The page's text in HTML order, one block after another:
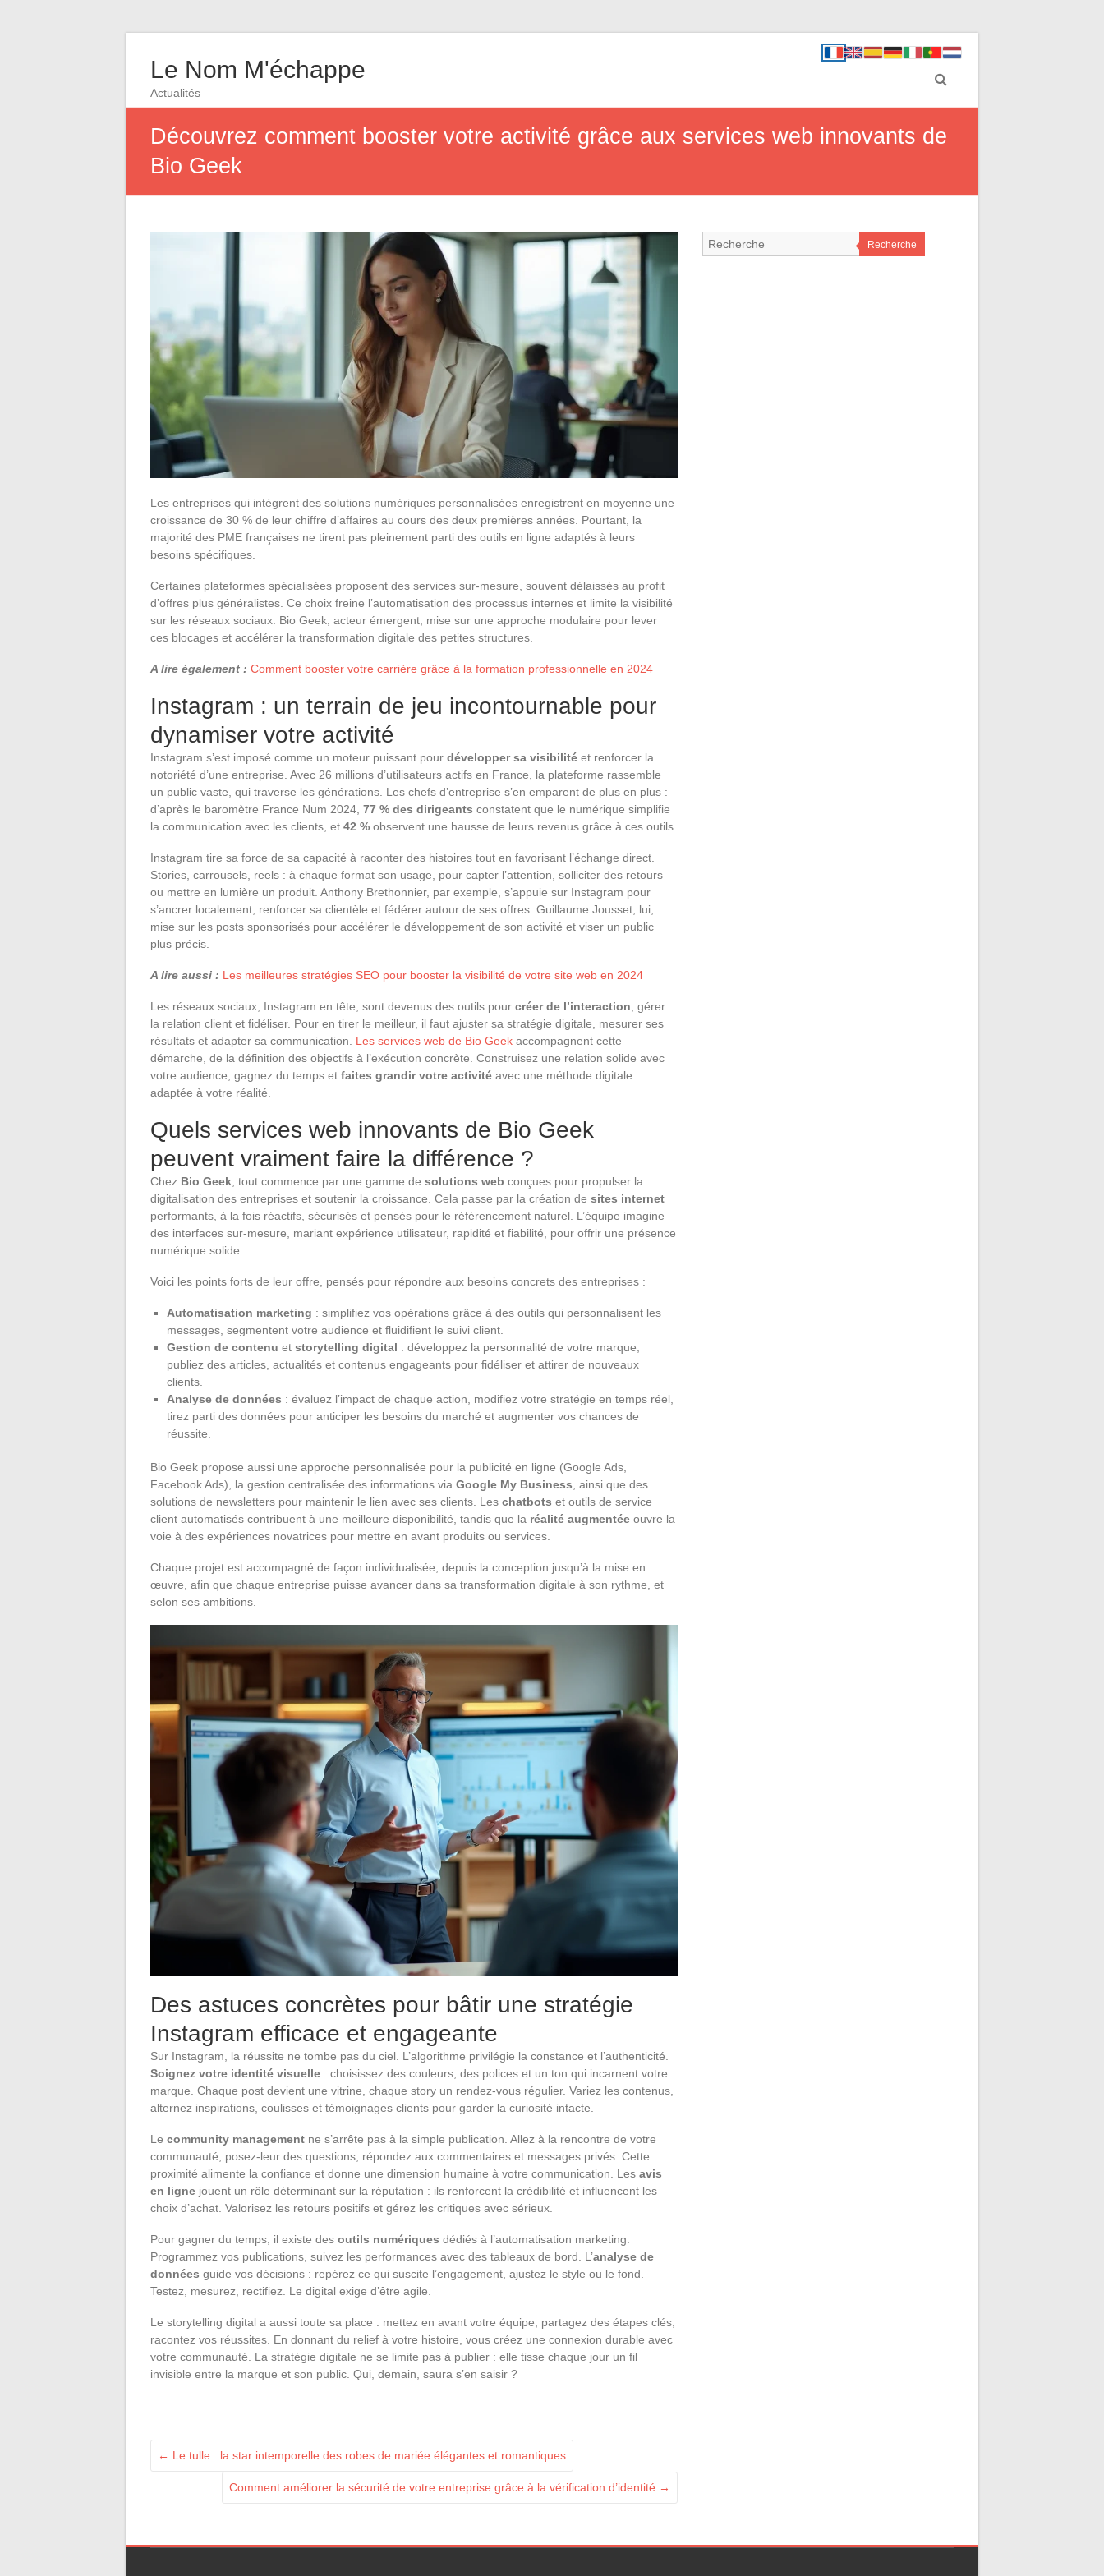
Le Nom M'échappe
Actualités
Découvrez comment booster votre activité grâce aux services web innovants de
Bio Geek
Les entreprises qui intègrent des solutions numériques personnalisées enregistrent en moyenne une
croissance de 30 % de leur chiffre d’affaires au cours des deux premières années. Pourtant, la
majorité des PME françaises ne tirent pas pleinement parti des outils en ligne adaptés à leurs
besoins spécifiques.
Certaines plateformes spécialisées proposent des services sur-mesure, souvent délaissés au profit
d’offres plus généralistes. Ce choix freine l’automatisation des processus internes et limite la visibilité
sur les réseaux sociaux. Bio Geek, acteur émergent, mise sur une approche modulaire pour lever
ces blocages et accélérer la transformation digitale des petites structures.
A lire également : Comment booster votre carrière grâce à la formation professionnelle en 2024
Instagram : un terrain de jeu incontournable pour
dynamiser votre activité
Instagram s’est imposé comme un moteur puissant pour développer sa visibilité et renforcer la
notoriété d’une entreprise. Avec 26 millions d’utilisateurs actifs en France, la plateforme rassemble
un public vaste, qui traverse les générations. Les chefs d’entreprise s’en emparent de plus en plus :
d’après le baromètre France Num 2024, 77 % des dirigeants constatent que le numérique simplifie
la communication avec les clients, et 42 % observent une hausse de leurs revenus grâce à ces outils.
Instagram tire sa force de sa capacité à raconter des histoires tout en favorisant l’échange direct.
Stories, carrousels, reels : à chaque format son usage, pour capter l’attention, solliciter des retours
ou mettre en lumière un produit. Anthony Brethonnier, par exemple, s’appuie sur Instagram pour
s’ancrer localement, renforcer sa clientèle et fédérer autour de ses offres. Guillaume Jousset, lui,
mise sur les posts sponsorisés pour accélérer le développement de son activité et viser un public
plus précis.
A lire aussi : Les meilleures stratégies SEO pour booster la visibilité de votre site web en 2024
Les réseaux sociaux, Instagram en tête, sont devenus des outils pour créer de l’interaction , gérer
la relation client et fidéliser. Pour en tirer le meilleur, il faut ajuster sa stratégie digitale, mesurer ses
résultats et adapter sa communication. Les services web de Bio Geek accompagnent cette
démarche, de la définition des objectifs à l’exécution concrète. Construisez une relation solide avec
votre audience, gagnez du temps et faites grandir votre activité avec une méthode digitale
adaptée à votre réalité.
Quels services web innovants de Bio Geek
peuvent vraiment faire la différence ?
Chez Bio Geek , tout commence par une gamme de solutions web conçues pour propulser la
digitalisation des entreprises et soutenir la croissance. Cela passe par la création de sites internet
performants, à la fois réactifs, sécurisés et pensés pour le référencement naturel. L’équipe imagine
des interfaces sur-mesure, mariant expérience utilisateur, rapidité et fiabilité, pour offrir une présence
numérique solide.
Voici les points forts de leur offre, pensés pour répondre aux besoins concrets des entreprises :
Automatisation marketing : simplifiez vos opérations grâce à des outils qui personnalisent les
messages, segmentent votre audience et fluidifient le suivi client.
Gestion de contenu et storytelling digital : développez la personnalité de votre marque,
publiez des articles, actualités et contenus engageants pour fidéliser et attirer de nouveaux
clients.
Analyse de données : évaluez l’impact de chaque action, modifiez votre stratégie en temps réel,
tirez parti des données pour anticiper les besoins du marché et augmenter vos chances de
réussite.
Bio Geek propose aussi une approche personnalisée pour la publicité en ligne (Google Ads,
Facebook Ads), la gestion centralisée des informations via Google My Business , ainsi que des
solutions de newsletters pour maintenir le lien avec ses clients. Les chatbots et outils de service
client automatisés contribuent à une meilleure disponibilité, tandis que la réalité augmentée ouvre la
voie à des expériences novatrices pour mettre en avant produits ou services.
Chaque projet est accompagné de façon individualisée, depuis la conception jusqu’à la mise en
œuvre, afin que chaque entreprise puisse avancer dans sa transformation digitale à son rythme, et
selon ses ambitions.
Des astuces concrètes pour bâtir une stratégie
Instagram efficace et engageante
Sur Instagram, la réussite ne tombe pas du ciel. L’algorithme privilégie la constance et l’authenticité.
Soignez votre identité visuelle : choisissez des couleurs, des polices et un ton qui incarnent votre
marque. Chaque post devient une vitrine, chaque story un rendez-vous régulier. Variez les contenus,
alternez inspirations, coulisses et témoignages clients pour garder la curiosité intacte.
Le community management ne s’arrête pas à la simple publication. Allez à la rencontre de votre
communauté, posez-leur des questions, répondez aux commentaires et messages privés. Cette
proximité alimente la confiance et donne une dimension humaine à votre communication. Les avis
en ligne jouent un rôle déterminant sur la réputation : ils renforcent la crédibilité et influencent les
choix d’achat. Valorisez les retours positifs et gérez les critiques avec sérieux.
Pour gagner du temps, il existe des outils numériques dédiés à l’automatisation marketing.
Programmez vos publications, suivez les performances avec des tableaux de bord. L’analyse de
données guide vos décisions : repérez ce qui suscite l’engagement, ajustez le style ou le fond.
Testez, mesurez, rectifiez. Le digital exige d’être agile.
Le storytelling digital a aussi toute sa place : mettez en avant votre équipe, partagez des étapes clés,
racontez vos réussites. En donnant du relief à votre histoire, vous créez une connexion durable avec
votre communauté. La stratégie digitale ne se limite pas à publier : elle tisse chaque jour un fil
invisible entre la marque et son public. Qui, demain, saura s’en saisir ?
← Le tulle : la star intemporelle des robes de mariée élégantes et romantiques
Comment améliorer la sécurité de votre entreprise grâce à la vérification d’identité →
Recherche